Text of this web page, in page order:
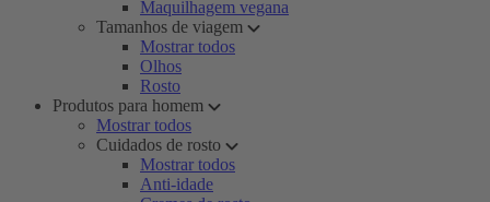
Maquilhagem vegana
Tamanhos de viagem
Mostrar todos
Olhos
Rosto
Produtos para homem
Mostrar todos
Cuidados de rosto
Mostrar todos
Anti-idade